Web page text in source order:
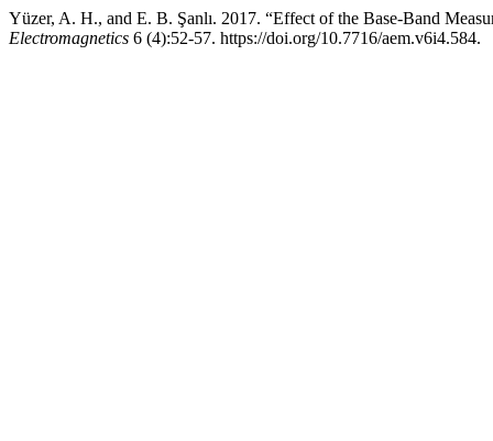
Yüzer, A. H., and E. B. Şanlı. 2017. “Effect of the Base-Band
Electromagnetics 6 (4):52-57. https://doi.org/10.7716/aem.v6i4.584.